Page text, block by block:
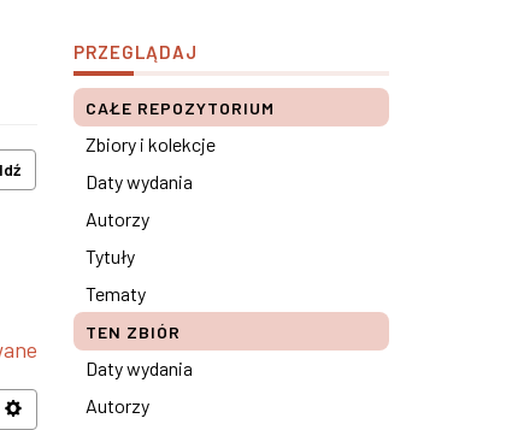
Idź
PRZEGLĄDAJ
CAŁE REPOZYTORIUM
Zbiory i kolekcje
Daty wydania
Autorzy
Tytuły
Tematy
TEN ZBIÓR
Daty wydania
Autorzy